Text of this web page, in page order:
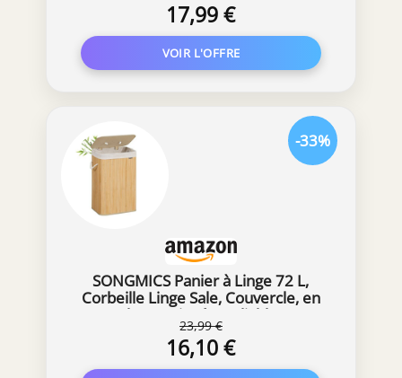
Amovible et Poignée, Bac Linge
Etroit pour Chambre, Salle de Bain,
Buanderie, 70 L, Beige
17,99 €
SONGMICS Panier à Linge 72 L,
Corbeille Linge Sale, Couvercle, en
Bambou, Poignées, Pliable, Sac
Amovible Lavable en Machine,
Buanderie, Chambre, Couleur
Boisée LCB10YV2
23,99 €
16,10 €
-33%